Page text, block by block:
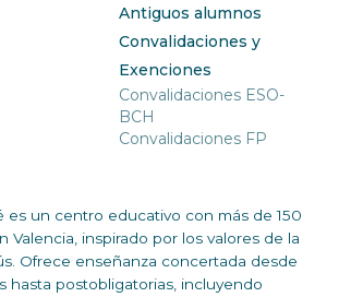
Antiguos alumnos
Convalidaciones y
Exenciones
Convalidaciones ESO-
BCH
Convalidaciones FP
es un centro educativo con más de 150
Valencia, inspirado por los valores de la
Ofrece enseñanza concertada desde
hasta postobligatorias, incluyendo